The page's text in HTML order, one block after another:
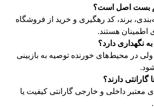
بست اصل است؟
برند، کد رهگیری و خرید از فروشگاه
اطمینان هستند.
به نگهداری دارد؟
ولی در محیط‌های خورنده توصیه به بازبینی
گارانتی دارند؟
معتبر داخلی و خارجی گارانتی کیفیت یا